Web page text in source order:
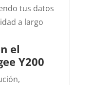
tus datos
a largo
el
Y200